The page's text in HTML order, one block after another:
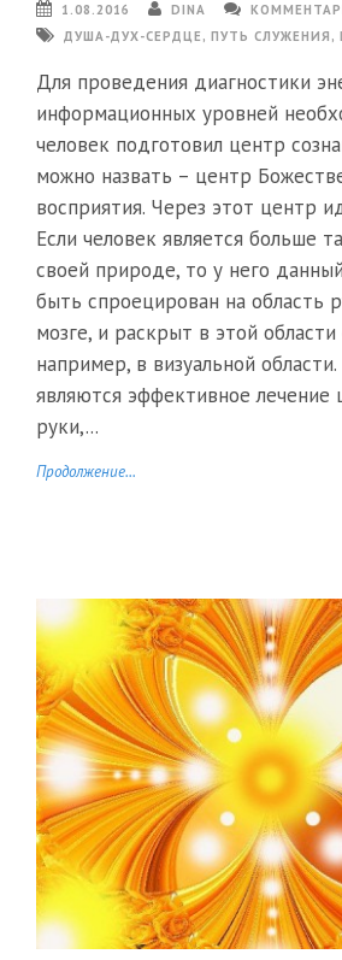
1.08.2016 DINA
ДУША-ДУХ-СЕРДЦЕ, ПУТЬ СЛУЖЕНИЯ ,
Для проведения диагностики
информационных уровней
человек подготовил центр
можно назвать – центр
восприятия. Через этот центр
Если человек является больше
своей природе, то у него
быть спроецирован на область
мозге, и раскрыт в этой
например, в визуальной
являются эффективное лечение
руки,...
Продолжение...